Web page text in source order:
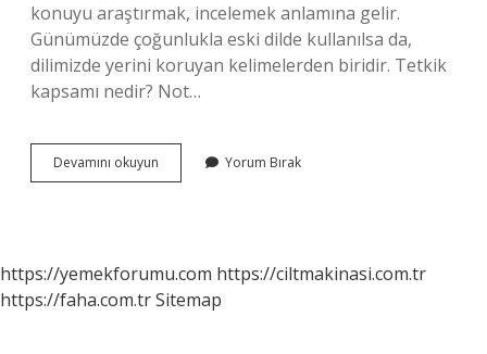
konuyu araştırmak, incelemek anlamına gelir.
Günümüzde çoğunlukla eski dilde kullanılsa da,
dilimizde yerini koruyan kelimelerden biridir. Tetkik
kapsamı nedir? Not…
Devamını okuyun
Süreci
Yorum Bırak
https://yemekforumu.com https://ciltmakinasi.com.tr
https://faha.com.trSitemap